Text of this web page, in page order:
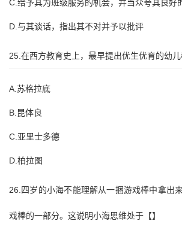
C.给予其为班级服务的机会，并当众夸其良好
D.与其谈话，指出其不对并予以批评
25.在西方教育史上，最早提出优生优育的幼儿
A.苏格拉底
B.昆体良
C.亚里士多德
D.柏拉图
26.四岁的小海不能理解从一捆游戏棒中拿出
戏棒的一部分。这说明小海思维处于【】